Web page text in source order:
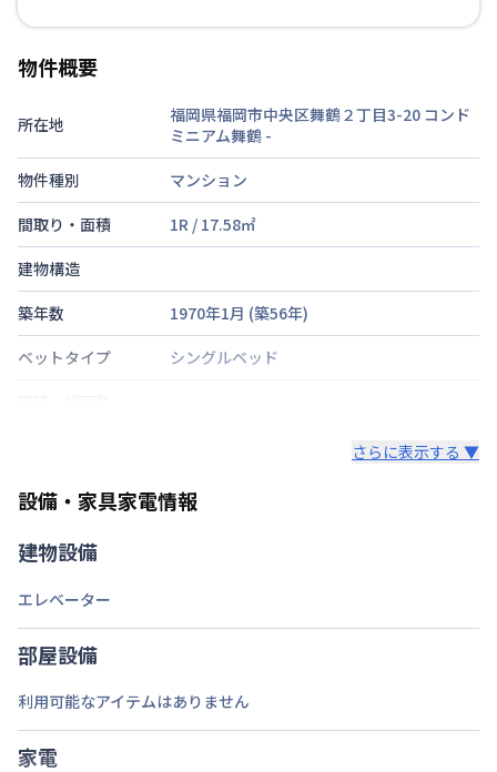
物件概要
所在地
福岡県福岡市中央区舞鶴２丁目3-20 コンド
ミニアム舞鶴 -
物件種別
マンション
間取り・面積
1R / 17.58㎡
建物構造
築年数
1970年1月 (築56年)
ベットタイプ
シングルベッド
部屋の向き
タイプによって異なる
交通
定員
駐車場
なし
次回更新日
さらに表示する ▼
設備・家具家電情報
建物設備
エレベーター
部屋設備
利用可能なアイテムはありません
家電